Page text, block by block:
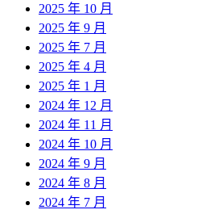
2025 年 10 月
2025 年 9 月
2025 年 7 月
2025 年 4 月
2025 年 1 月
2024 年 12 月
2024 年 11 月
2024 年 10 月
2024 年 9 月
2024 年 8 月
2024 年 7 月